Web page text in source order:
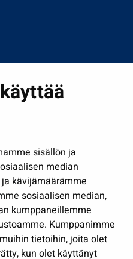
sisällön ja
median
kävijämäärämme
sosiaalisen median,
kumppaneillemme
Kumppanimme
tietoihin, joita olet
kun olet käyttänyt